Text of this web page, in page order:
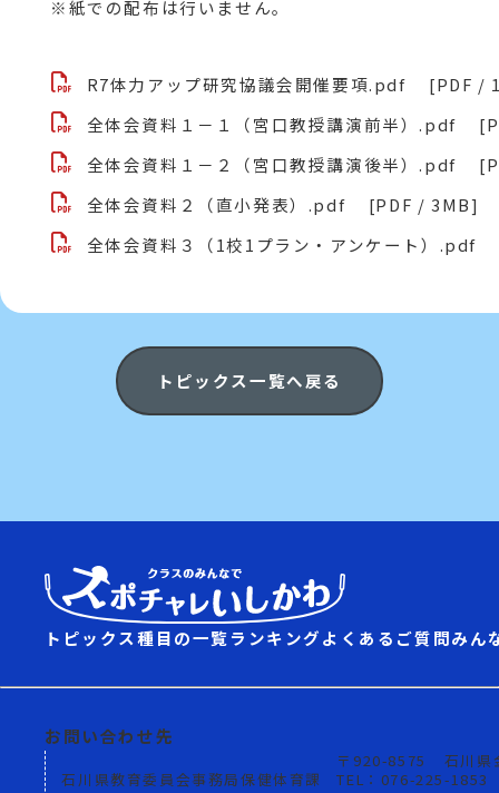
※紙での配布は行いません。
R7体力アップ研究協議会開催要項.pdf
[PDF /
全体会資料１－１（宮口教授講演前半）.pdf
全体会資料１－２（宮口教授講演後半）.pdf
全体会資料２（直小発表）.pdf
[PDF / 3MB]
全体会資料３（1校1プラン・アンケート）.pdf
トピックス一覧へ戻る
トピックス種目の一覧ランキングよくあるご質問みん
お問い合わせ先
石川県教育委員会事務局保健体育課
〒920-8575
石川
TEL：076-225-1853